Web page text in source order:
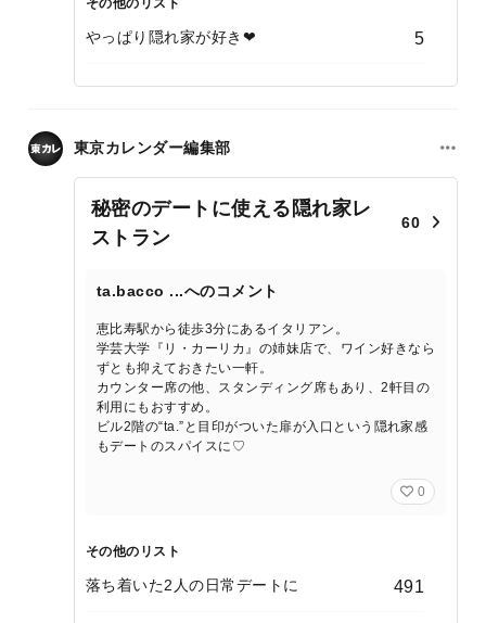
やっぱり隠れ家が好き❤ 5
東京カレンダー編集部
秘密のデートに使える隠れ家レ
ストラン
60
ta.bacco ...へのコメント
恵比寿駅から徒歩3分にあるイタリアン。
学芸大学『リ・カーリカ』の姉妹店で、ワイン好きなら
ずとも抑えておきたい一軒。
カウンター席の他、スタンディング席もあり、2軒目の
利用にもおすすめ。
ビル2階の“ta.”と目印がついた扉が入口という隠れ家感
もデートのスパイスに♡
0
その他のリスト
落ち着いた2人の日常デートに 491